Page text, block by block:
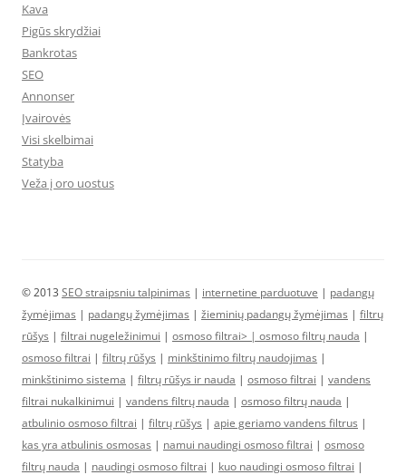
Kava
Pigūs skrydžiai
Bankrotas
SEO
Annonser
Įvairovės
Visi skelbimai
Statyba
Veža į oro uostus
© 2013 SEO straipsniu talpinimas | internetine parduotuve | padangų
žymėjimas | padangų žymėjimas | žieminių padangų žymėjimas | filtrų
rūšys | filtrai nugeležinimui | osmoso filtrai> | osmoso filtrų nauda |
osmoso filtrai | filtrų rūšys | minkštinimo filtrų naudojimas |
minkštinimo sistema | filtrų rūšys ir nauda | osmoso filtrai | vandens
filtrai nukalkinimui | vandens filtrų nauda | osmoso filtrų nauda |
atbulinio osmoso filtrai | filtrų rūšys | apie geriamo vandens filtrus |
kas yra atbulinis osmosas | namui naudingi osmoso filtrai | osmoso
filtrų nauda | naudingi osmoso filtrai | kuo naudingi osmoso filtrai |